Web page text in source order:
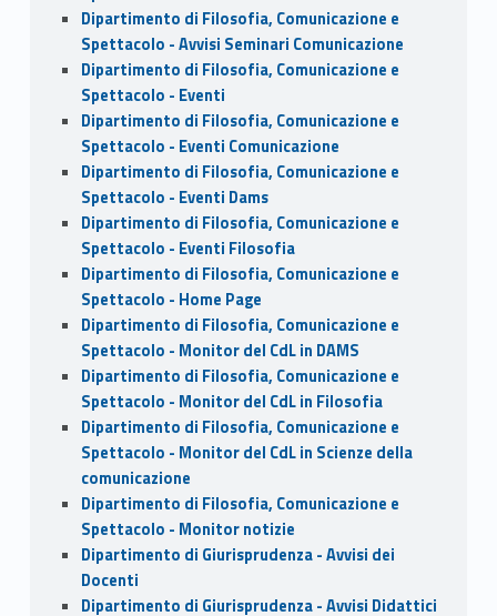
Dipartimento di Filosofia, Comunicazione e
Spettacolo - Avvisi Seminari Comunicazione
Dipartimento di Filosofia, Comunicazione e
Spettacolo - Eventi
Dipartimento di Filosofia, Comunicazione e
Spettacolo - Eventi Comunicazione
Dipartimento di Filosofia, Comunicazione e
Spettacolo - Eventi Dams
Dipartimento di Filosofia, Comunicazione e
Spettacolo - Eventi Filosofia
Dipartimento di Filosofia, Comunicazione e
Spettacolo - Home Page
Dipartimento di Filosofia, Comunicazione e
Spettacolo - Monitor del CdL in DAMS
Dipartimento di Filosofia, Comunicazione e
Spettacolo - Monitor del CdL in Filosofia
Dipartimento di Filosofia, Comunicazione e
Spettacolo - Monitor del CdL in Scienze della
comunicazione
Dipartimento di Filosofia, Comunicazione e
Spettacolo - Monitor notizie
Dipartimento di Giurisprudenza - Avvisi dei
Docenti
Dipartimento di Giurisprudenza - Avvisi Didattici